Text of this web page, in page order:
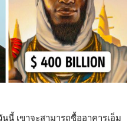
นี้ เขาจะสามารถซื้ออาคารเอ็ม